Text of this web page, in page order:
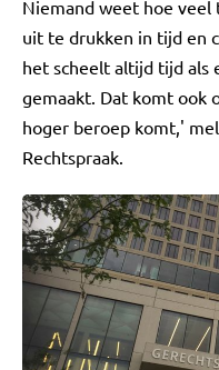
Niemand weet hoe veel
uit te drukken in tijd en
het scheelt altijd tijd als
gemaakt. Dat komt ook
hoger beroep komt,'
Rechtspraak.